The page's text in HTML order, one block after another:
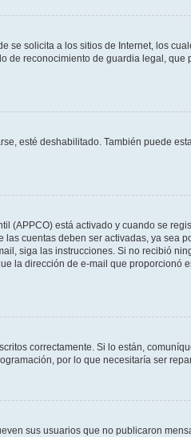
se solicita a los sitios de Internet, los
de reconocimiento de guardia legal, que
esté deshabilitado. También puede
(APPCO) está activado y cuando se
cuentas deben ser activadas, ya sea
siga las instrucciones. Si no recibió
la dirección de e-mail que proporcionó
correctamente. Si lo están,
por lo que necesitaría ser
sus usuarios que no publicaron